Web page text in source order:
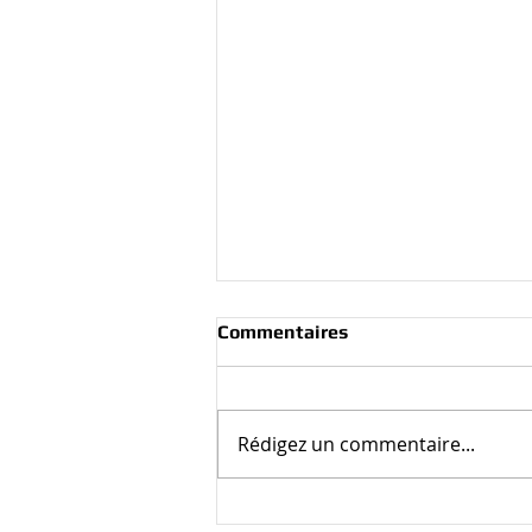
Commentaires
Rédigez un commentaire...